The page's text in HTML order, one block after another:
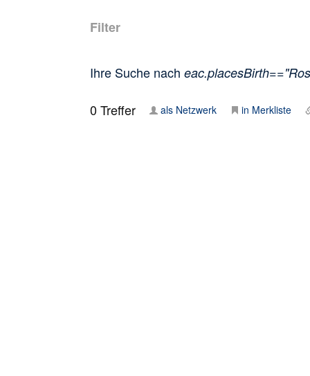
Filter
Ihre Suche nach
0Treffer als Netzwerk in Merkliste